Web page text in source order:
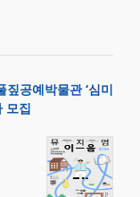
공예박물관 ‘심미
모집